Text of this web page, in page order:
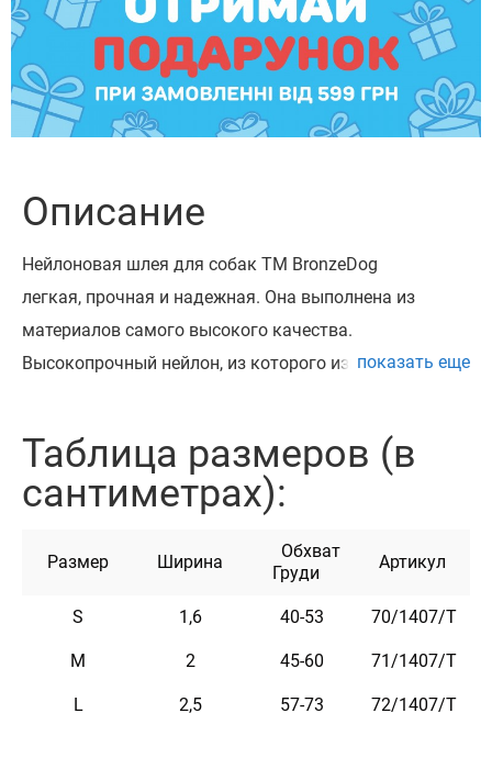
Описание
Нейлоновая шлея для собак ТМ BronzeDog
легкая, прочная и надежная. Она выполнена из
материалов самого высокого качества.
Высокопрочный нейлон, из которого изготовлена
Шлея укомплектована высококачественной
пластиковой пряжкой. Обхват регулируется.
воды. Она практична и неприхотлива в уходе.
закрепить адресник, на котором наши мастера могут
награвировать любую информацию по вашему
желанию, например: ваши контактные данные, адрес,
показать еще
Таблица размеров (в
сантиметрах):
Размер Ширина
Обхват
Груди
Артикул
S 1,6 40-53 70/1407/Т
M 2 45-60 71/1407/Т
L 2,5 57-73 72/1407/Т